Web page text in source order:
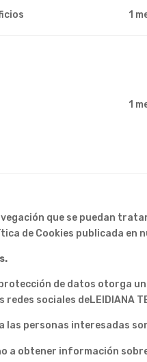
1
1
que se puedan
de Cookies publicada en
de datos otorga
sociales deLEIDIANA
las personas interesadas
a obtener información